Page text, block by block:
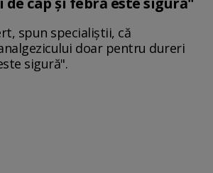
spun specialiștii, că
doar pentru dureri
sigură".